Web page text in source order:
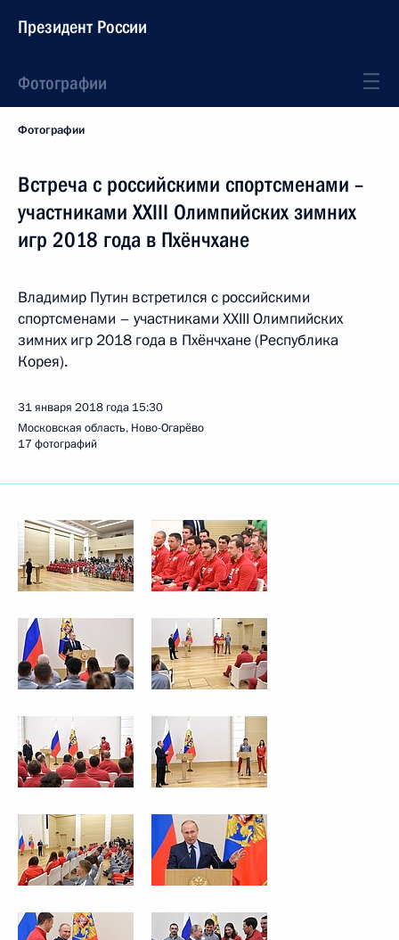
Президент России
Фотографии
Фотографии
Встреча с российскими спортсменами –
участниками XXIII Олимпийских зимних
игр 2018 года в Пхёнчхане
Владимир Путин встретился с российскими
спортсменами – участниками XXIII Олимпийских
зимних игр 2018 года в Пхёнчхане (Республика
Корея).
31 января 2018 года 15:30
Московская область, Ново-Огарёво
17 фотографий